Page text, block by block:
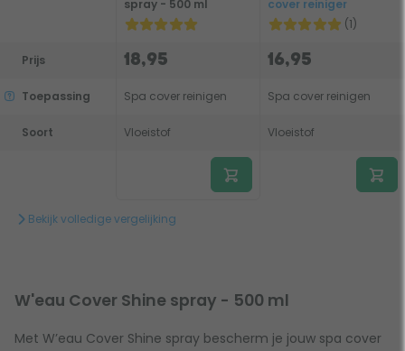
Prijs
Toepassing
Soort
spray - 500 ml
18,95
Spa cover reinigen
Vloeistof
cover reiniger
(1)
16,95
Spa cover reinigen
Vloeistof
Bekijk volledige vergelijking
W'eau Cover Shine spray - 500 ml
Met W’eau Cover Shine spray bescherm je jouw spa cover